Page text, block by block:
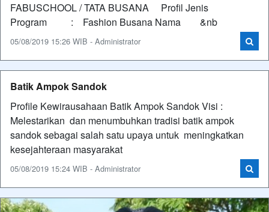
FABUSCHOOL / TATA BUSANA Profil Jenis
Program : Fashion Busana Nama &nb
05/08/2019 15:26 WIB - Administrator
Batik Ampok Sandok
Profile Kewirausahaan Batik Ampok Sandok Visi :
Melestarikan dan menumbuhkan tradisi batik ampok
sandok sebagai salah satu upaya untuk meningkatkan
kesejahteraan masyarakat
05/08/2019 15:24 WIB - Administrator